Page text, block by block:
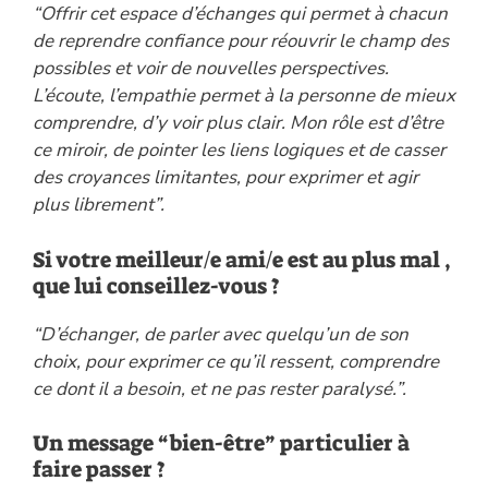
“Offrir cet espace d’échanges qui permet à chacun
de reprendre confiance pour réouvrir le champ des
possibles et voir de nouvelles perspectives.
L’écoute, l’empathie permet à la personne de mieux
comprendre, d’y voir plus clair. Mon rôle est d’être
ce miroir, de pointer les liens logiques et de casser
des croyances limitantes, pour exprimer et agir
plus librement”.
Si votre meilleur/e ami/e est au plus mal ,
que lui conseillez-vous ?
“D’échanger, de parler avec quelqu’un de son
choix, pour exprimer ce qu’il ressent, comprendre
ce dont il a besoin, et ne pas rester paralysé.”.
Un message “bien-être” particulier à
faire passer ?